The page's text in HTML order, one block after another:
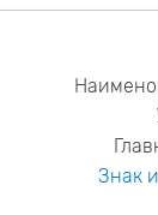
Знак